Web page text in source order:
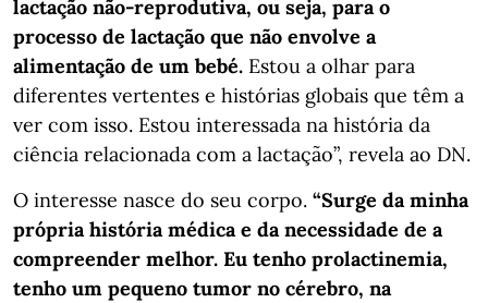
lactação não-reprodutiva, ou seja, para o
processo de lactação que não envolve a
alimentação de um bebé. Estou a olhar para
diferentes vertentes e histórias globais que têm a
ver com isso. Estou interessada na história da
ciência relacionada com a lactação”, revela ao DN.
O interesse nasce do seu corpo. “Surge da minha
própria história médica e da necessidade de a
compreender melhor. Eu tenho prolactinemia,
tenho um pequeno tumor no cérebro, na